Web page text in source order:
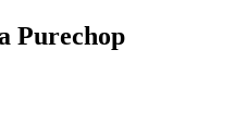
Purechop